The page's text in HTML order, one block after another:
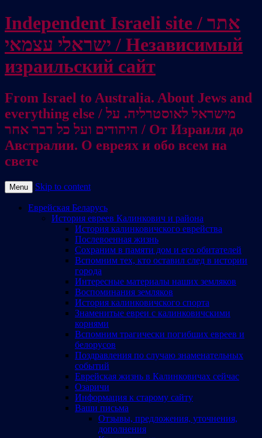
Independent Israeli site / אתר
ישראלי עצמאי / Независимый
израильский сайт
From Israel to Australia. About Jews and
everything else / מישראל לאוסטרליה. על
היהודים ועל כל דבר אחר / От Израиля до
Австралии. О евреях и обо всем на
свете
Menu Skip to content
Еврейская Беларусь
История евреев Калинкович и района
История калинковичского еврейства
Послевоенная жизнь
Сохраним в памяти дом и его обитателей
Вспомним тех, кто оставил след в истории
города
Интересные материалы наших земляков
Воспоминания земляков
История калинковичского спорта
Знаменитые евреи с калинковичскими
корнями
Вспомним трагически погибших евреев и
белорусов
Поздравления по случаю знаменательных
событий
Еврейская жизнь в Калинковичах сейчас
Озаричи
Информация к старому сайту
Ваши письма
Отзывы, предложения, уточнения,
дополнения